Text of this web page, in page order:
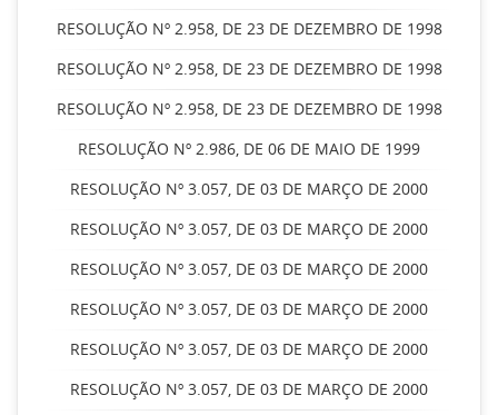
RESOLUÇÃO Nº 2.958, DE 23 DE DEZEMBRO DE 1998
RESOLUÇÃO Nº 2.958, DE 23 DE DEZEMBRO DE 1998
RESOLUÇÃO Nº 2.958, DE 23 DE DEZEMBRO DE 1998
RESOLUÇÃO Nº 2.986, DE 06 DE MAIO DE 1999
RESOLUÇÃO Nº 3.057, DE 03 DE MARÇO DE 2000
RESOLUÇÃO Nº 3.057, DE 03 DE MARÇO DE 2000
RESOLUÇÃO Nº 3.057, DE 03 DE MARÇO DE 2000
RESOLUÇÃO Nº 3.057, DE 03 DE MARÇO DE 2000
RESOLUÇÃO Nº 3.057, DE 03 DE MARÇO DE 2000
RESOLUÇÃO Nº 3.057, DE 03 DE MARÇO DE 2000